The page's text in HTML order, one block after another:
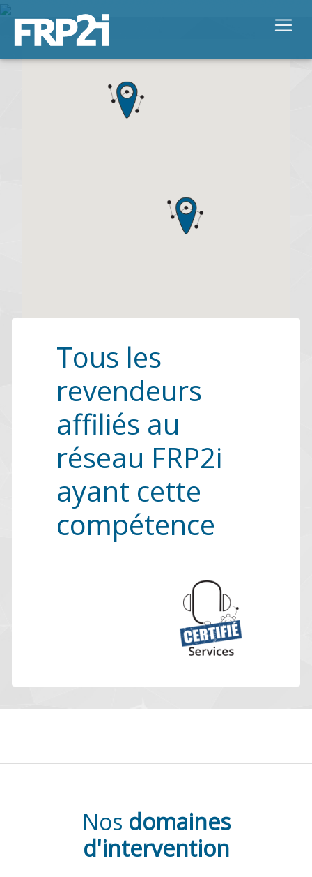
Tous les
revendeurs
affiliés au
réseau FRP2i
ayant cette
compétence
Nos domaines
d'intervention